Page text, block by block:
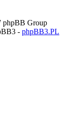
phpBB Group
- phpBB3.PL